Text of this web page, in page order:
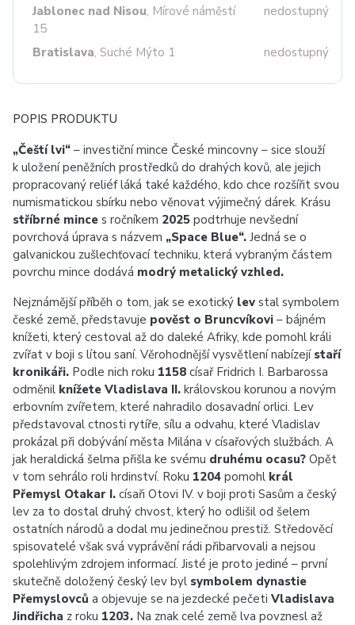
Jablonec nad Nisou, Mírové náměstí
15
nedostupný
Bratislava, Suché Mýto 1 nedostupný
POPIS PRODUKTU
„Čeští lvi“ – investiční mince České mincovny – sice slouží
k uložení peněžních prostředků do drahých kovů, ale jejich
propracovaný reliéf láká také každého, kdo chce rozšířit svou
numismatickou sbírku nebo věnovat výjimečný dárek. Krásu
stříbrné mince s ročníkem 2025 podtrhuje nevšední
povrchová úprava s názvem „Space Blue“. Jedná se o
galvanickou zušlechťovací techniku, která vybraným částem
povrchu mince dodává modrý metalický vzhled.
Nejznámější příběh o tom, jak se exotický lev stal symbolem
české země, představuje pověst o Bruncvíkovi – bájném
knížeti, který cestoval až do daleké Afriky, kde pomohl králi
zvířat v boji s lítou saní. Věrohodnější vysvětlení nabízejí staří
kronikáři. Podle nich roku 1158 císař Fridrich I. Barbarossa
odměnil knížete Vladislava II. královskou korunou a novým
erbovním zvířetem, které nahradilo dosavadní orlici. Lev
představoval ctnosti rytíře, sílu a odvahu, které Vladislav
prokázal při dobývání města Milána v císařových službách. A
jak heraldická šelma přišla ke svému druhému ocasu? Opět
v tom sehrálo roli hrdinství. Roku 1204 pomohl král
Přemysl Otakar I. císaři Otovi IV. v boji proti Sasům a český
lev za to dostal druhý chvost, který ho odlišil od šelem
ostatních národů a dodal mu jedinečnou prestiž. Středověcí
spisovatelé však svá vyprávění rádi přibarvovali a nejsou
spolehlivým zdrojem informací. Jisté je proto jediné – první
skutečně doložený český lev byl symbolem dynastie
Přemyslovců a objevuje se na jezdecké pečeti Vladislava
Jindřicha z roku 1203. Na znak celé země lva povznesl až